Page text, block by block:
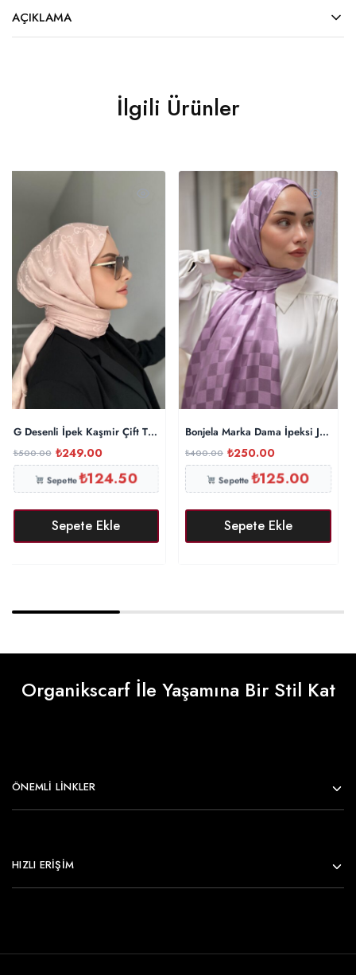
AÇIKLAMA
İlgili Ürünler
G Desenli İpek Kaşmir Çift Taraflı Şal 440344 – Pembe
₺500.00 ₺249.00
Sepette₺124.50
Sepete Ekle
Bonjela Marka Dama İpeksi Jakar
₺400.00 ₺250.00
Sepette₺125.00
Sepete Ekle
Organikscarf İle Yaşamına Bir Stil Kat
ÖNEMLI LINKLER
HIZLI ERİŞİM